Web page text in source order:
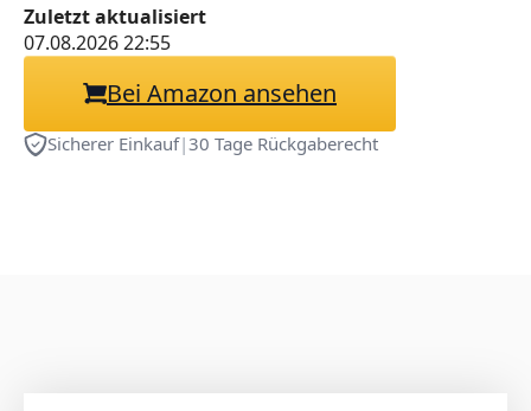
Zuletzt aktualisiert
07.08.2026 22:55
Bei Amazon ansehen
Sicherer Einkauf|30 Tage Rückgaberecht